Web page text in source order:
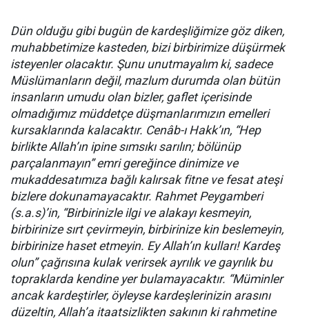
Dün olduğu gibi bugün de kardeşliğimize göz diken,
muhabbetimize kasteden, bizi birbirimize düşürmek
isteyenler olacaktır. Şunu unutmayalım ki, sadece
Müslümanların değil, mazlum durumda olan bütün
insanların umudu olan bizler, gaflet içerisinde
olmadığımız müddetçe düşmanlarımızın emelleri
kursaklarında kalacaktır. Cenâb-ı Hakk’ın, “Hep
birlikte Allah’ın ipine sımsıkı sarılın; bölünüp
parçalanmayın” emri gereğince dinimize ve
mukaddesatımıza bağlı kalırsak fitne ve fesat ateşi
bizlere dokunamayacaktır. Rahmet Peygamberi
(s.a.s)’in, “Birbirinizle ilgi ve alakayı kesmeyin,
birbirinize sırt çevirmeyin, birbirinize kin beslemeyin,
birbirinize haset etmeyin. Ey Allah’ın kulları! Kardeş
olun” çağrısına kulak verirsek ayrılık ve gayrılık bu
topraklarda kendine yer bulamayacaktır. “Müminler
ancak kardeştirler, öyleyse kardeşlerinizin arasını
düzeltin, Allah’a itaatsizlikten sakının ki rahmetine